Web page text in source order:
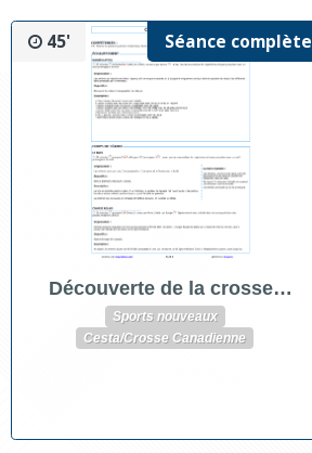
Séance complète
45'
Découverte de la crosse…
Sports nouveaux
Cesta/Crosse Canadienne